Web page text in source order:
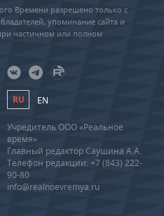
Времени разрешено только с
упоминание сайта и
частичном или полном
RU EN
Учредитель ООО «Реальное
время»
Главный редактор Саушина А.А.
Телефон редакции: +7 (843) 222-
90-80
info@realnoevremya.ru